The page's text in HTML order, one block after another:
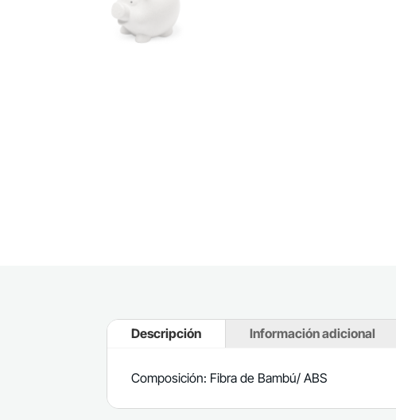
Descripción Información adicional
Composición: Fibra de Bambú/ ABS